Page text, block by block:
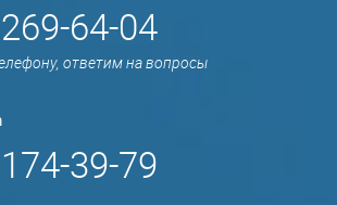
64-04
ответим на вопросы
39-79